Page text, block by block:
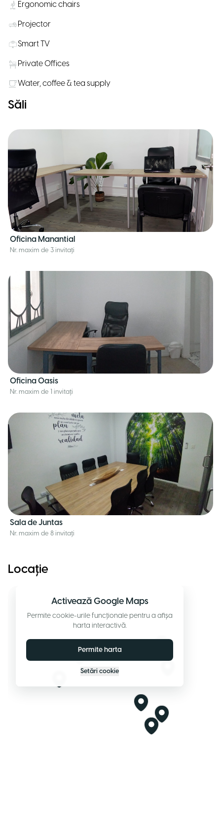
Ergonomic chairs
Projector
Smart TV
Private Offices
Water, coffee & tea supply
Săli
Oficina Manantial
Nr. maxim de 3 invitați
Oficina Oasis
Nr. maxim de 1 invitați
Sala de Juntas
Nr. maxim de 8 invitați
Locație
Activează Google Maps
Permite cookie-urile funcționale pentru a afișa
harta interactivă.
Permite harta
Setări cookie